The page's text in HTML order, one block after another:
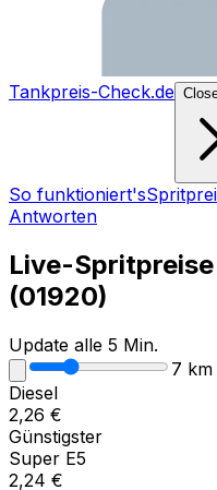
Tankpreis-Check.de
So funktioniert's
Antworten
Live-Spritpreise
(01920)
Update alle 5 Min.
7 km
Diesel
2,26 €
Günstigster
Super E5
2,24 €